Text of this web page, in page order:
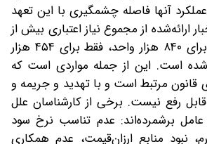
آنها فاصله چشمگیری با این تعهد
ارائه‌شده از مجموع نیاز اعتباری بیش از
هزار میلیارد تومانی برای ۸۴۰ هزار واحد، فقط برای ۴۵۴ هزار
شده است. این از جمله مواردی است که
قانون مرتبط است و با تهدید و جریمه و
رفع نیست. برخی از کارشناسان علل
برشمرده‌اند: عدم تناسب نرخ سود
نبود منابع ارزان‌قیمت، عدم همکاری